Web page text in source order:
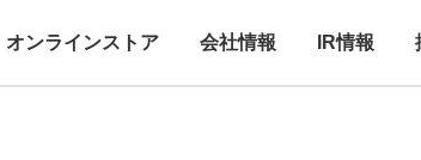
オンラインストア 会社情報 IR情報